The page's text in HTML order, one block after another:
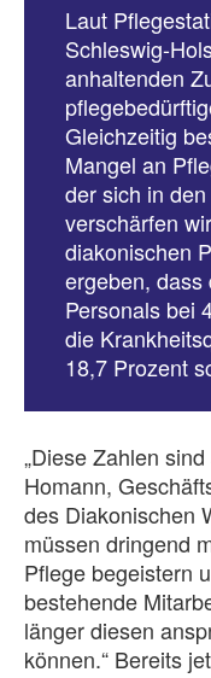
Laut
Schleswig-
anhaltenden
Gleichzeitig
Mangel an
der sich in
verschärfen
diakonischen
ergeben,
Personals bei
die
18,7 Prozent
„Diese Zahlen
Homann,
des Diakonischen
müssen dringend
Pflege begeistern
bestehende
länger diesen
können.“ Bereits